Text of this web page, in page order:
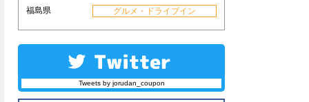
福島県 グルメ・ドライブイン
Tweets by jorudan_coupon